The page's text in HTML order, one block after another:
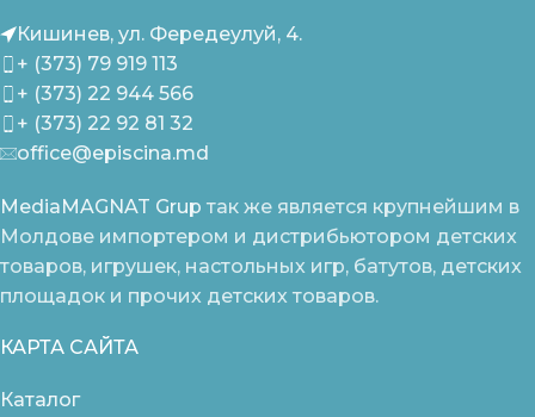
Кишинев, ул. Фередеулуй, 4.
+ (373) 79 919 113
+ (373) 22 944 566
+ (373) 22 92 81 32
office@episcina.md
MediaMAGNAT Grup так же является крупнейшим в
Молдове импортером и дистрибьютором детских
товаров, игрушек, настольных игр, батутов, детских
площадок и прочих детских товаров.
КАРТА САЙТА
Каталог